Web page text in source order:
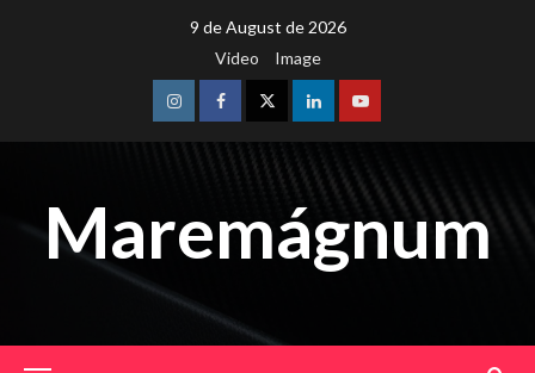
9 de August de 2026
Video
Image
InstagramFacebookTwitterLinkedinYoutube
Maremágnum